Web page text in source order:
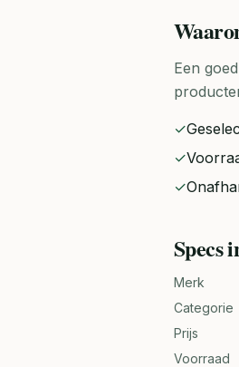
Een
✓
✓
✓
Specs
Merk
Categorie
Prijs
Voorraad